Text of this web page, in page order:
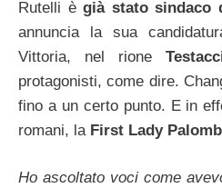
Rutelli ègià stato sindaco
annuncia la sua
Vittoria, nel rione
protagonisti, come dire.
fino a un certo punto. E in
romani, la First Lady
Ho ascoltato voci come